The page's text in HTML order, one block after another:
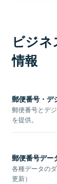
ビジ
情報
郵便番号・デ
郵便番号とデ
を提供。
郵便番号デー
各種データの
更新）